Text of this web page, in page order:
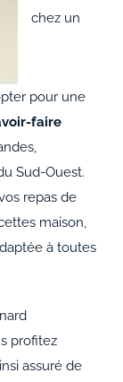
chez un
pour une
faire
Sud-Ouest.
repas de
maison,
à toutes
profitez
assuré de